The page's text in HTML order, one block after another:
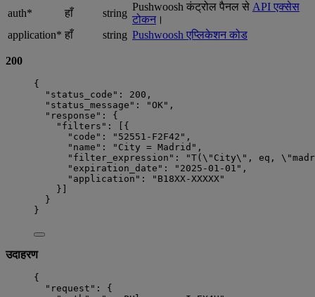
auth*
हाँ string
Pushwoosh कंट्रोल पैनल से API एक्सेस
टोकन।
application* हाँ string Pushwoosh एप्लिकेशन कोड
200
{
"status_code" : 200 ,
"status_message" : "OK" ,
"response" : {
"filters" : [{
"code" : " 52551-F2F42 " ,
"name" : " City = Madrid " ,
"filter_expression" : "T( \" City\" , eq, \"
"expiration_date" : " 2025-01-01 " ,
"application" : " B18XX-XXXXX"
}]
}
}
उदाहरण
{
"request" : {